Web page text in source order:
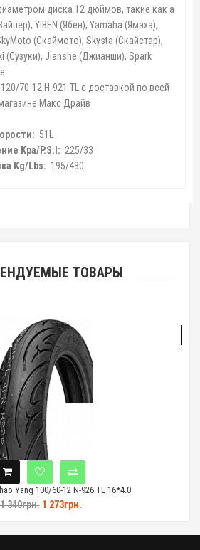
диска 12 дюймов, такие как а
YIBEN (Ябен), Yamaha (Ямаха),
(Скаймото), Skysta (Скайстар),
(Сузуки), Jianshe (Джианши), Spark
70-12 H-921 TL с доставкой по всей
Макс Драйв
51L
Kpa/P.S.I: 225/33
Kg/Lbs: 195/430
ТОВАРЫ
Yang 100/60-12 N-926 TL 16*4.0
1 273грн.